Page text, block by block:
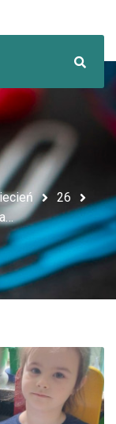
26